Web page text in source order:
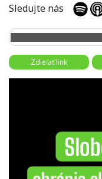
Sledujte nás
Zdieľať link